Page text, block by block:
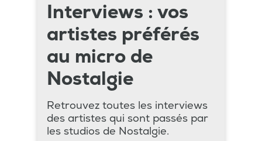
Interviews : vos
artistes préférés
au micro de
Nostalgie
Retrouvez toutes les interviews
des artistes qui sont passés par
les studios de Nostalgie.